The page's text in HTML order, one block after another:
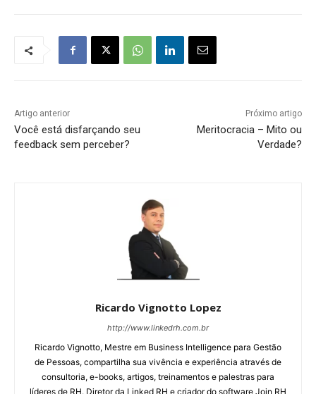
Artigo anterior
Você está disfarçando seu
feedback sem perceber?
Próximo artigo
Meritocracia – Mito ou
Verdade?
Ricardo Vignotto Lopez
http://www.linkedrh.com.br
Ricardo Vignotto, Mestre em Business Intelligence para Gestão
de Pessoas, compartilha sua vivência e experiência através de
consultoria, e-books, artigos, treinamentos e palestras para
líderes de RH. Diretor da Linked RH e criador do software Join RH